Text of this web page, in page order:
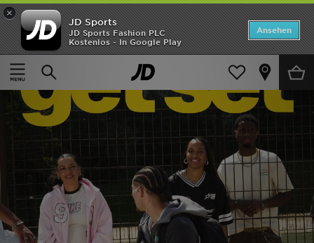
×
JD Sports
JD Sports Fashion PLC
Kostenlos - In Google Play
Ansehen
Startseite
ANGEBOTE
Marken
Neuheiten
Damen
Kinder